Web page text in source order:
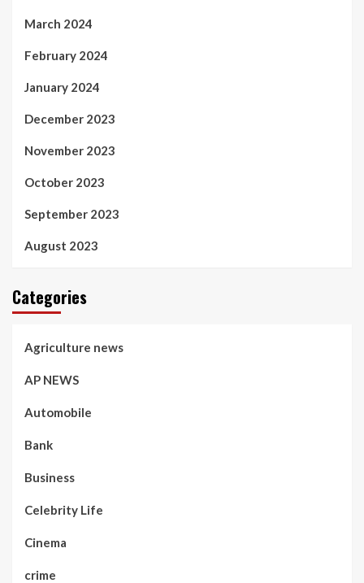
March 2024
February 2024
January 2024
December 2023
November 2023
October 2023
September 2023
August 2023
Categories
Agriculture news
AP NEWS
Automobile
Bank
Business
Celebrity Life
Cinema
crime